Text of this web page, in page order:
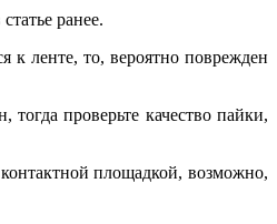
ранее.
к ленте, то, вероятно поврежден
проверьте качество пайки,
площадкой, возможно,